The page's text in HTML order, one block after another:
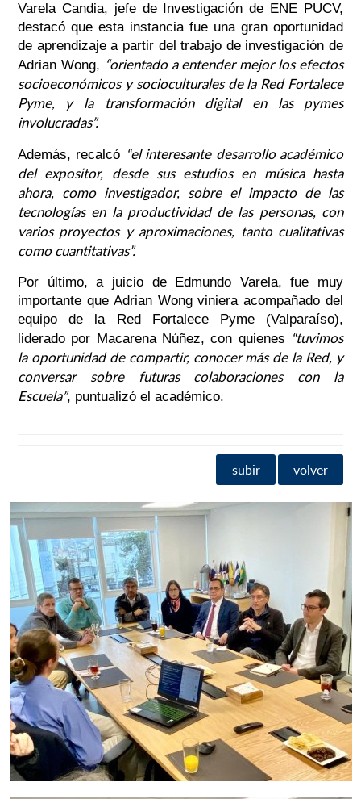
Varela Candia, jefe de Investigación de ENE PUCV,
destacó que esta instancia fue una gran oportunidad
de aprendizaje a partir del trabajo de investigación de
Adrian Wong, “orientado a entender mejor los efectos
socioeconómicos y socioculturales de la Red Fortalece
Pyme, y la transformación digital en las pymes
involucradas”.
Además, recalcó “el interesante desarrollo académico
del expositor, desde sus estudios en música hasta
ahora, como investigador, sobre el impacto de las
tecnologías en la productividad de las personas, con
varios proyectos y aproximaciones, tanto cualitativas
como cuantitativas”.
Por último, a juicio de Edmundo Varela, fue muy
importante que Adrian Wong viniera acompañado del
equipo de la Red Fortalece Pyme (Valparaíso),
liderado por Macarena Núñez, con quienes “tuvimos
la oportunidad de compartir, conocer más de la Red, y
conversar sobre futuras colaboraciones con la
Escuela”, puntualizó el académico.
subir volver